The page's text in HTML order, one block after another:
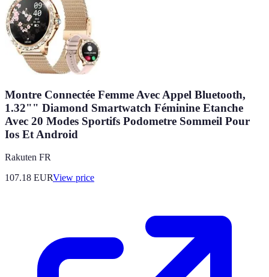
Montre Connectée Femme Avec Appel Bluetooth,
1.32"" Diamond Smartwatch Féminine Etanche
Avec 20 Modes Sportifs Podometre Sommeil Pour
Ios Et Android
Rakuten FR
107.18 EURView price